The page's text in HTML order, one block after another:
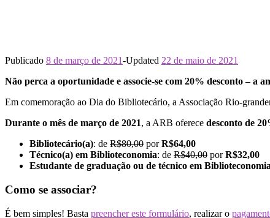
Publicado 8 de março de 2021-Updated 22 de maio de 2021
Não perca a oportunidade e associe-se com 20% desconto – a
Em comemoração ao Dia do Bibliotecário, a Associação Rio-
Durante o mês de março de 2021, a ARB oferece desconto de
Bibliotecário(a): de R$80,00 porR$64,00
Técnico(a) em Biblioteconomia: de R$40,00 porR$32,00
Estudante de graduação ou de técnico em Biblioteconomia
Como se associar?
É bem simples! Basta preencher este formulário, realizar o